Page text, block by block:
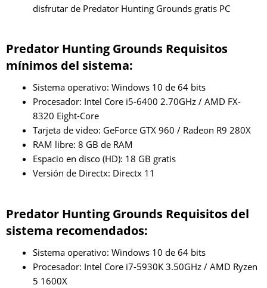
disfrutar de Predator Hunting Grounds gratis PC
Predator Hunting Grounds Requisitos
mínimos del sistema:
Sistema operativo: Windows 10 de 64 bits
Procesador: Intel Core i5-6400 2.70GHz / AMD FX-
8320 Eight-Core
Tarjeta de video: GeForce GTX 960 / Radeon R9 280X
RAM libre: 8 GB de RAM
Espacio en disco (HD): 18 GB gratis
Versión de Directx: Directx 11
Predator Hunting Grounds Requisitos del
sistema recomendados:
Sistema operativo: Windows 10 de 64 bits
Procesador: Intel Core i7-5930K 3.50GHz / AMD Ryzen
5 1600X